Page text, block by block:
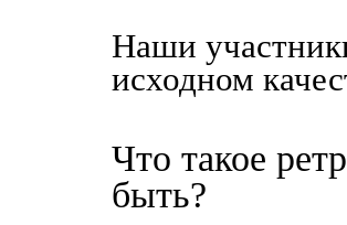
Наши
исходном
Что такое
быть?